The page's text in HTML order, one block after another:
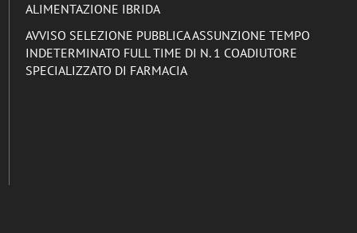
ALIMENTAZIONE IBRIDA
AVVISO SELEZIONE PUBBLICA ASSUNZIONE TEMPO
INDETERMINATO FULL TIME DI N. 1 COADIUTORE
SPECIALIZZATO DI FARMACIA